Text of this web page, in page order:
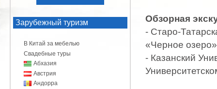
Обзорная
- Старо-
«Черное
- Казанский
Зарубежный туризм
В Китай за мебелью
Свадебные туры
Абхазия
Австрия
Андорра